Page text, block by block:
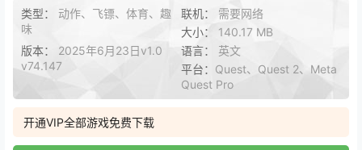
类型： 动作、飞镖、体育、趣
味
联机： 需要网络
大小： 140.17 MB
版本： 2025年6月23日v1.0
v74.147
语言： 英文
平台： Quest、Quest 2、Meta
Quest Pro
开通VIP全部游戏免费下载